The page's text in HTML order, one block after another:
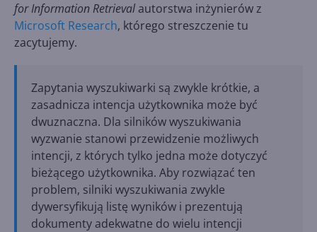
for Information Retrievalautorstwa inżynierów z
Microsoft Research, którego streszczenie tu
zacytujemy.
Zapytania wyszukiwarki są zwykle krótkie, a
zasadnicza intencja użytkownika może być
dwuznaczna. Dla silników wyszukiwania
wyzwanie stanowi przewidzenie możliwych
intencji, z których tylko jedna może dotyczyć
bieżącego użytkownika. Aby rozwiązać ten
problem, silniki wyszukiwania zwykle
dywersyfikują listę wyników i prezentują
dokumenty adekwatne do wielu intencji